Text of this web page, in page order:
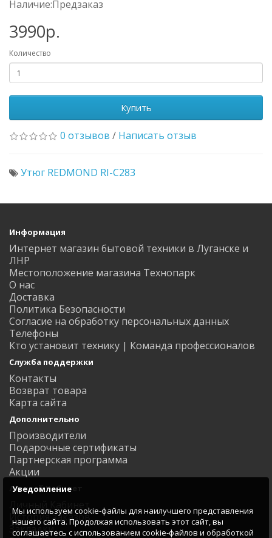
Наличие:Предзаказ
3990р.
Количество
Купить
0 отзывов / Написать отзыв
Утюг REDMOND RI-C283
Информация
Интернет магазин бытовой техники в Луганске и
ЛНР
Местоположение магазина Технопарк
О нас
Доставка
Политика Безопасности
Согласие на обработку персональных данных
Телефоны
Кто установит технику | Команда профессионалов
Служба поддержки
Контакты
Возврат товара
Карта сайта
Дополнительно
Производители
Подарочные сертификаты
Партнерская программа
Акции
Личный Кабинет
Личный Кабинет
История заказов
Закладки
Уведомление
Мы используем cookie-файлы для наилучшего представления
нашего сайта. Продолжая использовать этот сайт, вы
соглашаетесь с использованием cookie-файлов и обработкой